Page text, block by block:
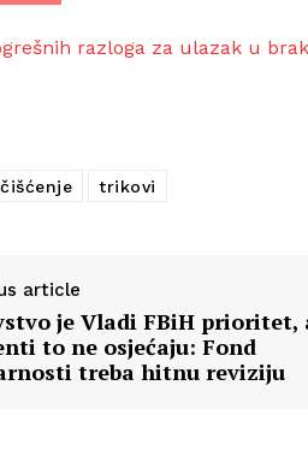
razloga za ulazak u brak
čišćenje trikovi
article
je Vladi FBiH prioritet,
to ne osjećaju: Fond
treba hitnu reviziju